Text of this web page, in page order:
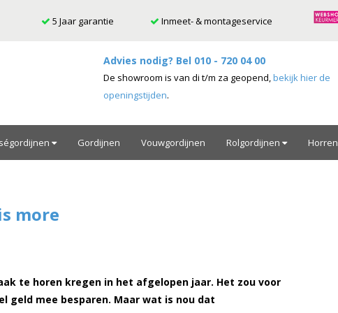
5 Jaar garantie Inmeet- & montageservice
Advies nodig? Bel 010 - 720 04 00
De showroom is van di t/m za geopend,bekijk hier de
openingstijden.
Gordijnen Vouwgordijnen Rolgordijnen Horren
more
te horen kregen in het afgelopen jaar. Het zou voor
geld mee besparen. Maar wat is nou dat